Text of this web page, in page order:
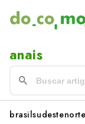
anais
brasilsudeste